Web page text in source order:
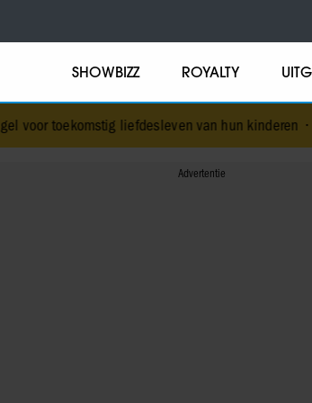
SHOWBIZZ ROYALTY
liefdesleven van hun kinderen•De